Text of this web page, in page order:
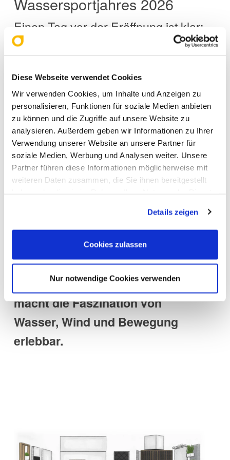
Diese Webseite verwendet Cookies
Wir verwenden Cookies, um Inhalte und Anzeigen zu
personalisieren, Funktionen für soziale Medien anbieten
zu können und die Zugriffe auf unsere Website zu
analysieren. Außerdem geben wir Informationen zu Ihrer
Verwendung unserer Website an unsere Partner für
soziale Medien, Werbung und Analysen weiter. Unsere
Partner führen diese Informationen möglicherweise mit
weiteren Daten zusammen, die Sie ihnen bereitgestellt
Cookies, wenn Sie unsere Webseite weiterhin nutzen.
Details zeigen
Cookies zulassen
Nur notwendige Cookies verwenden
Einen Tag vor der Eröffnung ist klar:
Die
steht
Wassersportmesse erneut zu
erfüllen. Internationale Vielfalt,
innovative Inhalte und zahlreiche
Mitmachangebote prägen das
Gesamtbild.
Vom 17. bis 25. Januar 2026 wird
Düsseldorf für neun Tage zum
Zentrum des Wassersports. Die
Boot 2026 präsentiert nicht nur
Boote und Technik, sondern
macht die Faszination von
Wasser, Wind und Bewegung
erlebbar.